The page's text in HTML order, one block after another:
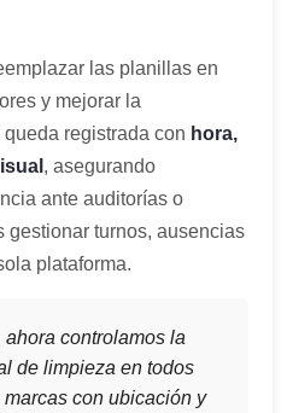
las planillas en
y mejorar la
registrada con hora,
, asegurando
ante auditorías o
gestionar turnos, ausencias
plataforma.
ahora controlamos la
de limpieza en todos
con ubicación y